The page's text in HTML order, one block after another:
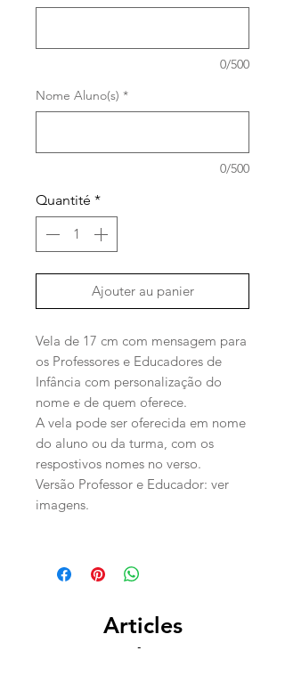
0/500
Nome Aluno(s) *
0/500
Quantité *
Ajouter au panier
Vela de 17 cm com mensagem para
os Professores e Educadores de
Infância com personalização do
nome e de quem oferece.
A vela pode ser oferecida em nome
do aluno ou da turma, com os
respostivos nomes no verso.
Versão Professor e Educador: ver
imagens.
Articles
similaires